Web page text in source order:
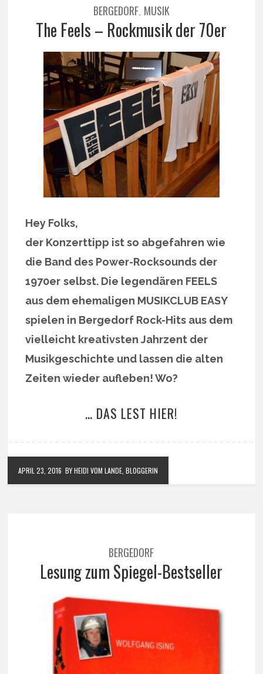
BERGEDORF, MUSIK
The Feels – Rockmusik der 70er
Hey Folks,
der Konzerttipp ist so abgefahren wie
die Band des Power-Rocksounds der
1970er selbst. Die legendären FEELS
aus dem ehemaligen MUSIKCLUB EASY
spielen in Bergedorf Rock-Hits aus dem
vielleicht kreativsten Jahrzent der
Musikgeschichte und lassen die alten
Zeiten wieder aufleben! Wo?
… DAS LEST HIER!
APRIL 23, 2016 BY HEIDI VOM LANDE, BLOGGERIN
BERGEDORF
Lesung zum Spiegel-Bestseller